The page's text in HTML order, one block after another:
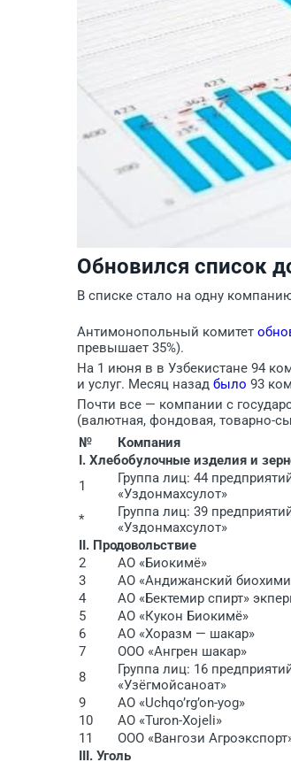
Обновился список
В списке стало на одну
Антимонопольный комитет
превышает 35%).
На 1 июня в в Узбекистане 94
и услуг. Месяц назад было 93
Почти все — компании с
(валютная, фондовая, товарно-
№
Компания
I. Хлебобулочные изделия и
1
Группа лиц: 44
«Уздонмахсулот»
*
Группа лиц: 39
«Уздонмахсулот»
II. Продовольствие
2
АО «Биокимё»
3
АО «Андижанский
4
АО «Бектемир спирт»
5
АО «Кукон Биокимё»
6
АО «Хоразм — шакар»
7
ООО «Ангрен шакар»
8
Группа лиц: 16
«Узёгмойсаноат»
9
АО «Uchqo’rg’on-yog»
10
АО «Turon-Xojeli»
11
ООО «Вангози
III. Уголь